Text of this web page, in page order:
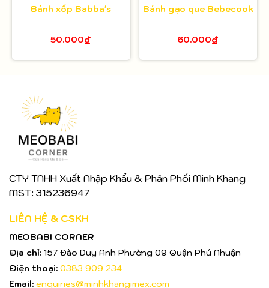
Bánh xốp Babba's
50.000₫
Bánh gạo que Bebecook
60.000₫
CTY TNHH Xuất Nhập Khẩu & Phân Phối Minh Khang
MST: 315236947
LIÊN HỆ & CSKH
MEOBABI CORNER
Địa chỉ: 157 Đào Duy Anh Phường 09 Quận Phú Nhuận
Điện thoại: 0383 909 234
Email: enquiries@minhkhangimex.com